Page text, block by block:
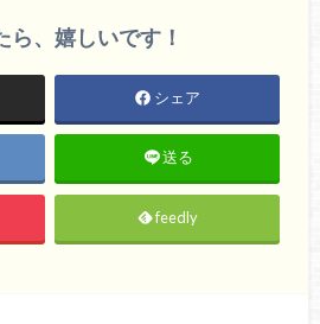
ら、嬉しいです！
シェア
送る
feedly